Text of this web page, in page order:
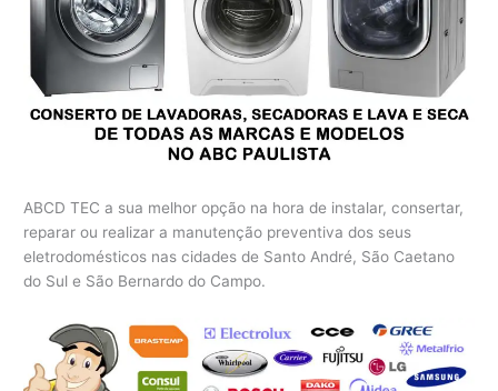
ABCD TEC a sua melhor opção na hora de instalar, consertar,
reparar ou realizar a manutenção preventiva dos seus
eletrodomésticos nas cidades de Santo André, São Caetano
do Sul e São Bernardo do Campo.